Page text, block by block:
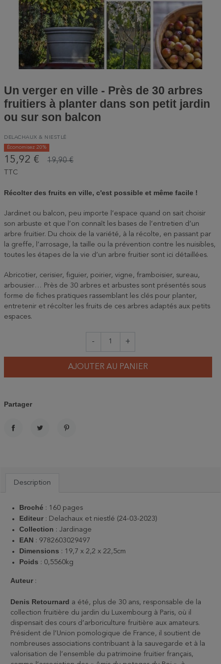
Un verger en ville - Près de 30 arbres
fruitiers à planter dans son petit jardin
ou sur son balcon
DELACHAUX & NIESTLÉ
Économisez 20%
15,92 € 19,90 €
TTC
Récolter des fruits en ville, c'est possible et même facile !
Jardinet ou balcon, peu importe l’espace quand on sait choisir
son arbuste et que l’on connaît les bases de l’entretien d’un
arbre fruitier. Du choix de la variété, à la récolte, en passant par
la greffe, l’arrosage, la taille ou la prévention contre les nuisibles,
toutes les étapes de la vie d’un arbre fruitier sont ici détaillées.
Abricotier, cerisier, figuier, poirier, vigne, framboisier, sureau,
arbousier… Près de 30 arbres et arbustes sont présentés sous
forme de fiches pratiques rassemblant les clés pour planter,
entretenir et récolter les fruits de ces arbres adaptés aux petits
espaces.
- +
AJOUTER AU PANIER
Partager
Description
Broché : 160 pages
Editeur : Delachaux et niestlé (24-03-2023)
Collection : Jardinage
EAN : 9782603029497
Dimensions : 19,7 x 2,2 x 22,5cm
Poids : 0,5560kg
Auteur :
Denis Retournard a été, plus de 30 ans, responsable de la
collection fruitière du jardin du Luxembourg à Paris, où il
dispensait des cours d’arboriculture fruitière aux amateurs.
Président de l’Union pomologique de France, il soutient de
nombreuses associations contribuant à la sauvegarde et à la
valorisation de l’ensemble du patrimoine fruitier français,